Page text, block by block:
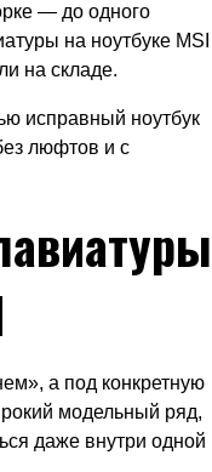
— до одного
на ноутбуке MSI
на складе.
исправный ноутбук
люфтов и с
а под конкретную
модельный ряд,
даже внутри одной